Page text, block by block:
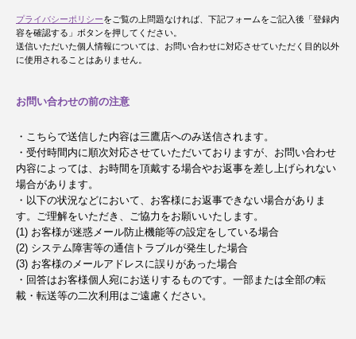
プライバシーポリシーをご覧の上問題なければ、下記フォームをご記入後「登録内
容を確認する」ボタンを押してください。
送信いただいた個人情報については、お問い合わせに対応させていただく目的以外
に使用されることはありません。
お問い合わせの前の注意
・こちらで送信した内容は三鷹店へのみ送信されます。
・受付時間内に順次対応させていただいておりますが、お問い合わせ
内容によっては、お時間を頂戴する場合やお返事を差し上げられない
場合があります。
・以下の状況などにおいて、お客様にお返事できない場合がありま
す。ご理解をいただき、ご協力をお願いいたします。
(1) お客様が迷惑メール防止機能等の設定をしている場合
(2) システム障害等の通信トラブルが発生した場合
(3) お客様のメールアドレスに誤りがあった場合
・回答はお客様個人宛にお送りするものです。一部または全部の転
載・転送等の二次利用はご遠慮ください。